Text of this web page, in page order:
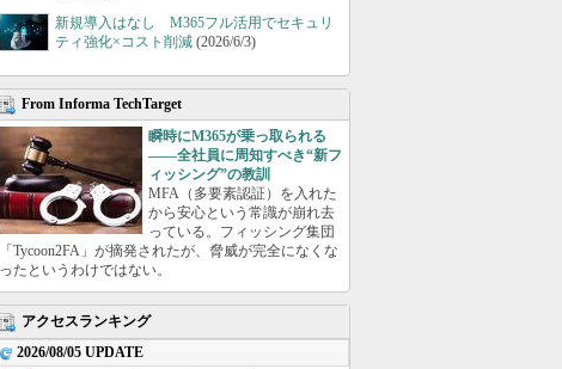
新規導入はなし M365フル活用でセキュリ
ティ強化×コスト削減 (2026/6/3)
From Informa TechTarget
瞬時にM365が乗っ取られる
――全社員に周知すべき“新フ
ィッシング”の教訓
MFA（多要素認証）を入れた
から安心という常識が崩れ去
っている。フィッシング集団
「Tycoon2FA」が摘発されたが、脅威が完全になくな
ったというわけではない。
アクセスランキング
2026/08/05 UPDATE